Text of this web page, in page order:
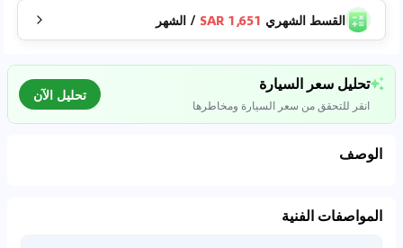
القسط الشهري 1,651 SAR
/ الشهر
تحليل سعر السيارة
انقر للتحقق من سعر السيارة ومخاطرها
تحليل الآن
الوصف
المواصفات الفنية